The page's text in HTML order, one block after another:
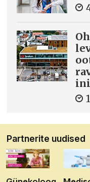
Partnerite uudised